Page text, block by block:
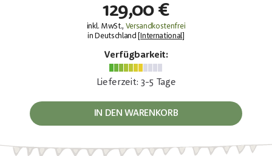
129,00 €
inkl. MwSt., Versandkostenfrei
in Deutschland [
International
Verfügbarkeit:
Lieferzeit: 3-5 Tage
IN DEN WARENKORB